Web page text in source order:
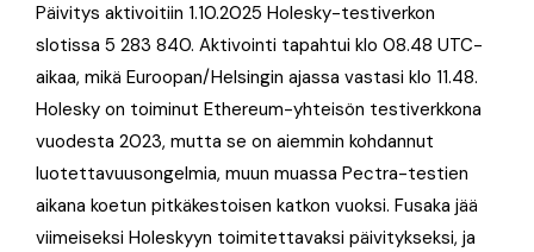
Päivitys aktivoitiin 1.10.2025 Holesky-testiverkon
slotissa 5 283 840. Aktivointi tapahtui klo 08.48 UTC-
aikaa, mikä Euroopan/Helsingin ajassa vastasi klo 11.48.
Holesky on toiminut Ethereum-yhteisön testiverkkona
vuodesta 2023, mutta se on aiemmin kohdannut
luotettavuusongelmia, muun muassa Pectra-testien
aikana koetun pitkäkestoisen katkon vuoksi. Fusaka jää
viimeiseksi Holeskyyn toimitettavaksi päivitykseksi, ja